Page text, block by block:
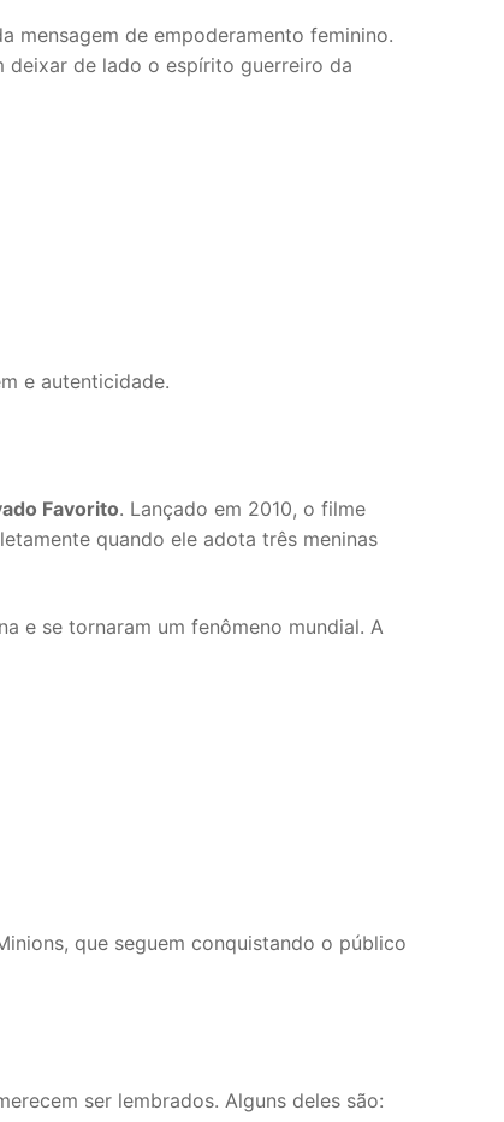
mensagem de empoderamento feminino.
deixar de lado o espírito guerreiro da
e autenticidade.
Favorito. Lançado em 2010, o filme
quando ele adota três meninas
e se tornaram um fenômeno mundial. A
que seguem conquistando o público
ser lembrados. Alguns deles são: